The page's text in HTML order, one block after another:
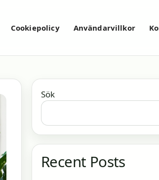
Cookiepolicy Användarvillkor
Sök
Recent Posts